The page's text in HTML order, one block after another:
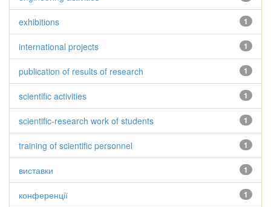
1
exhibitions
1
international projects
1
publication of results of research
1
scientific activities
1
scientific-research work of students
1
training of scientific personnel
1
виставки
1
конференції